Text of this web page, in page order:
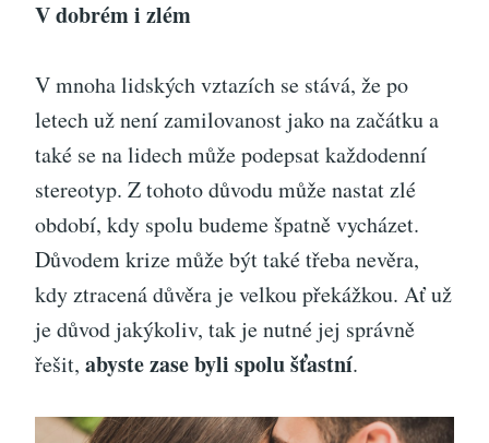
V dobrém i zlém
V mnoha lidských vztazích se stává, že po
letech už není zamilovanost jako na začátku a
také se na lidech může podepsat každodenní
stereotyp. Z tohoto důvodu může nastat zlé
období, kdy spolu budeme špatně vycházet.
Důvodem krize může být také třeba nevěra,
kdy ztracená důvěra je velkou překážkou. Ať už
je důvod jakýkoliv, tak je nutné jej správně
řešit, abyste zase byli spolu šťastní.